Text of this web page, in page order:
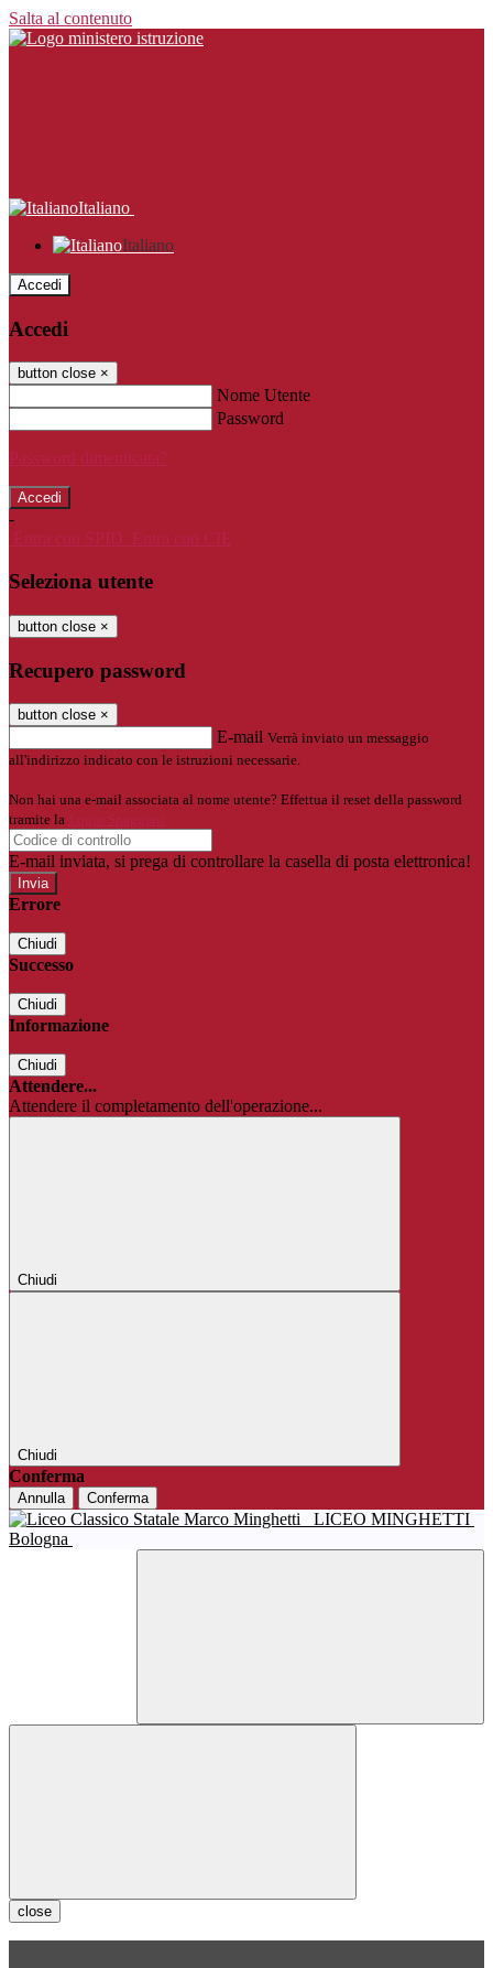
Salta al contenuto
Italiano
Italiano
Accedi
Accedi
button close ×
Nome Utente
Password
Password dimenticata?
-
Entra con SPID
Entra con CIE
Seleziona utente
button close ×
Recupero password
button close ×
E-mail Verrà inviato un messaggio
all'indirizzo indicato con le istruzioni necessarie.
Non hai una e-mail associata al nome utente? Effettua il reset della password
tramite la
Login Spaggiari
E-mail inviata, si prega di controllare la casella di posta elettronica!
Errore
Chiudi
Successo
Chiudi
Informazione
Chiudi
Attendere...
Attendere il completamento dell'operazione...
Chiudi
Chiudi
Conferma
Annulla Conferma
LICEO MINGHETTI
Bologna
close